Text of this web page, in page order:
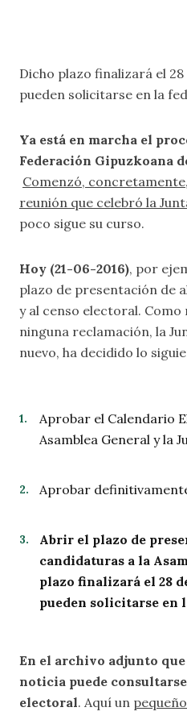
Dicho plazo finalizará el
pueden solicitarse en la
Ya está en marcha el
Federación Gipuzkoana
Comenzó,
reunión que celebró la
poco sigue su curso.
Hoy (21-06-2016), por
plazo de presentación de
y al censo electoral. Como
ninguna reclamación, la
nuevo, ha decidido lo
Aprobar el Calendario
Asamblea General y la
Aprobar
Abrir el plazo de
candidaturas a la
plazo finalizará el 28
pueden solicitarse en
En el archivo adjunto que
noticia puede
electoral. Aquí un